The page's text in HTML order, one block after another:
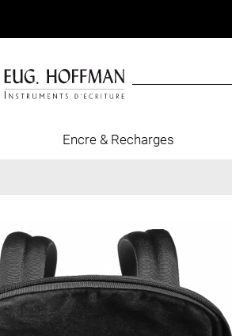
Encre & Recharges